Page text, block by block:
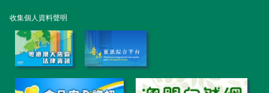
收集個人資料聲明